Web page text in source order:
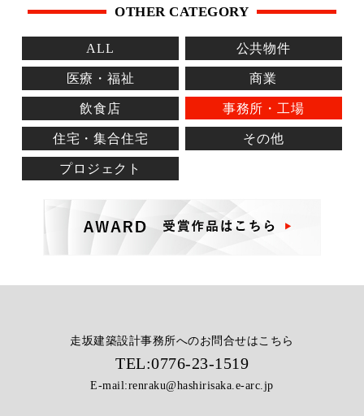
OTHER CATEGORY
ALL 公共物件
医療・福祉 商業
飲食店 事務所・工場
住宅・集合住宅 その他
プロジェクト
走坂建築設計事務所へのお問合せはこちら
TEL:0776-23-1519
E-mail:renraku@hashirisaka.e-arc.jp